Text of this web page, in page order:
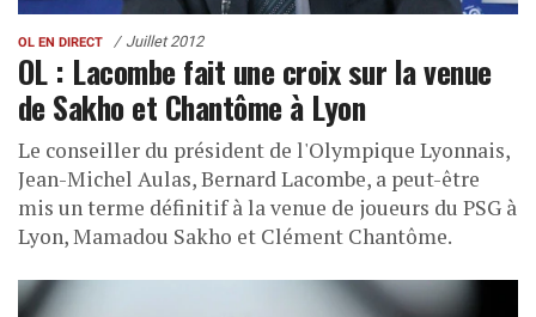
OL EN DIRECT Juillet 2012
OL : Lacombe fait une croix sur la venue
de Sakho et Chantôme à Lyon
Le conseiller du président de l'Olympique Lyonnais,
Jean-Michel Aulas, Bernard Lacombe, a peut-être
mis un terme définitif à la venue de joueurs du PSG à
Lyon, Mamadou Sakho et Clément Chantôme.